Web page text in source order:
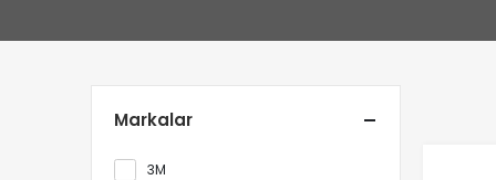
Markalar
3M